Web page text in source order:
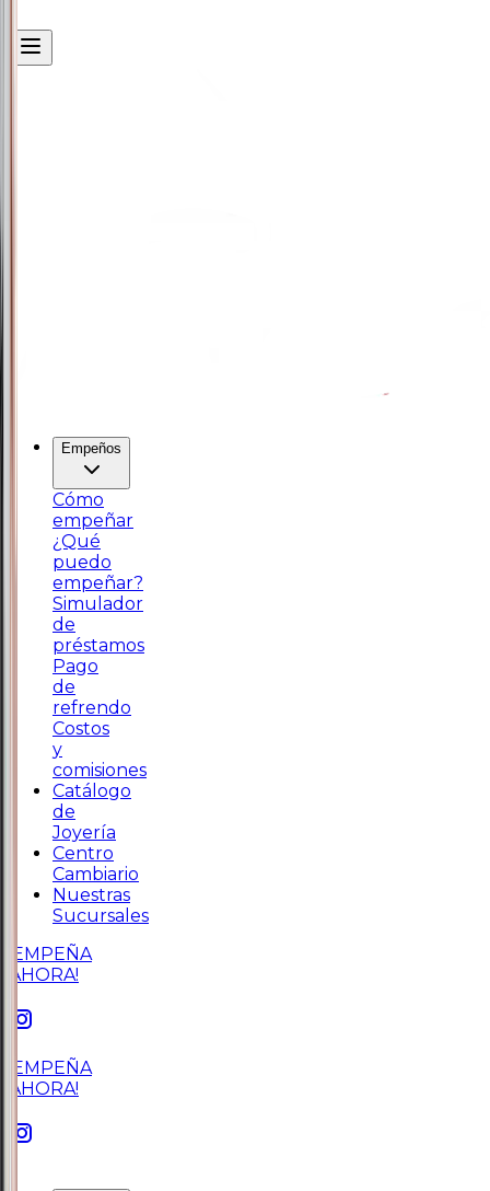
Empeños
Cómo
empeñar
¿Qué
puedo
empeñar?
Simulador
de
préstamos
Pago
de
refrendo
Costos
y
comisiones
Catálogo
de
Joyería
Centro
Cambiario
Nuestras
Sucursales
¡EMPEÑA
AHORA!
¡EMPEÑA
AHORA!